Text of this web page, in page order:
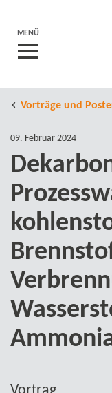
MENÜ
Vorträge und
09. Februar 2024